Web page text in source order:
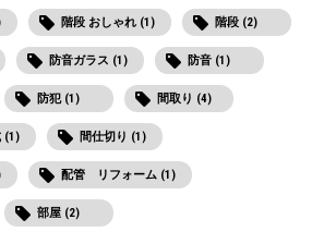
階段 おしゃれ (1) 階段 (2)
防音ガラス (1) 防音 (1)
防犯 (1) 間取り (4)
(1) 間仕切り (1)
配管 リフォーム (1)
部屋 (2)